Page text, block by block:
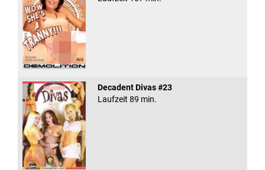
Decadent Divas #23
Laufzeit 89 min.